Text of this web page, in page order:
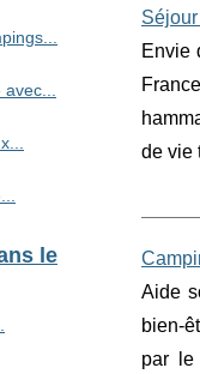
Envie
de vie
Aide
bien-
par le
le